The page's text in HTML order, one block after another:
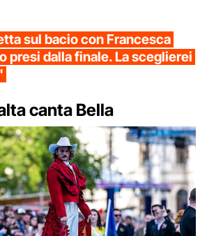
sul bacio con Francesca
presi dalla finale. La sceglierei
canta Bella